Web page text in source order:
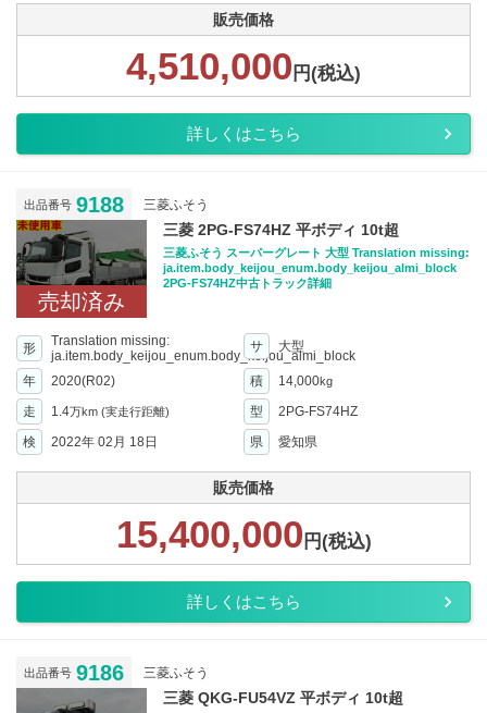
販売価格
4,510,000 円(税込)
詳しくはこちら
出品番号 9188 三菱ふそう
売却済み
三菱 2PG-FS74HZ 平ボディ 10t超
三菱ふそう スーパーグレート 大型 Translation missing:
ja.item.body_keijou_enum.body_keijou_almi_block
2PG-FS74HZ中古トラック詳細
形
Translation missing:
ja.item.body_keijou_enum.body_keijou_almi_block
サ 大型
年 2020(R02) 積 14,000kg
走 1.4万km (実走行距離) 型
2PG-FS74HZ
検
2022年 02月 18日 県 愛知県
販売価格
15,400,000 円(税込)
詳しくはこちら
出品番号 9186 三菱ふそう
三菱 QKG-FU54VZ 平ボディ 10t超